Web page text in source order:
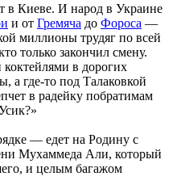
в Киеве. И народ в Украине
и от Гремяча до Фороса —
миллионы трудяг по всей
только закончил смену.
в дорогих
а где-то под Талаковкой
в радейку побратимам
— едет на Родину с
Мухаммеда Али, который
и целым багажом